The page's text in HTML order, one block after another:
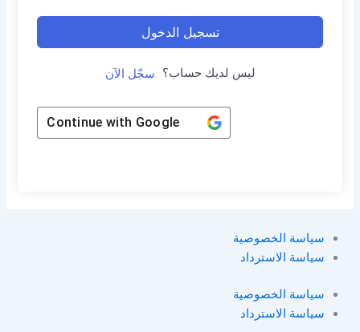
تسجيل الدخول
ليس لديك حساب؟ سجّل الآن
Continue with Google
سياسة الخصوصية
سياسة الاسترداد
سياسة الخصوصية
سياسة الاسترداد